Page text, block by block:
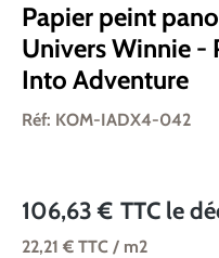
Papier peint
Univers Winnie -
Into Adventure
Réf: KOM-IADX4-042
106,63 € TTC le
22,21 € TTC / m2